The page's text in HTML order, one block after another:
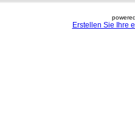
Erstellen Sie Ihre